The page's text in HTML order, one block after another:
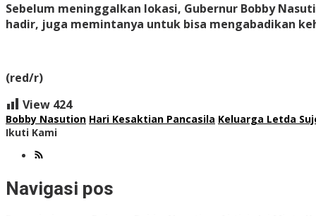
Sebelum meninggalkan lokasi, Gubernur Bobby
hadir, juga memintanya untuk bisa mengabadikan
(red/r)
View 424
Bobby Nasution Hari Kesaktian Pancasila Keluarga Letda
Ikuti Kami
Navigasi pos